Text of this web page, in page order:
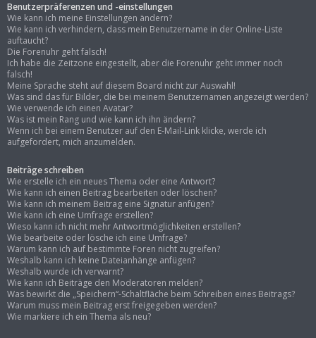
Benutzerpräferenzen und -einstellungen
Wie kann ich meine Einstellungen ändern?
Wie kann ich verhindern, dass mein Benutzername in der Online-Liste
auftaucht?
Die Forenuhr geht falsch!
Ich habe die Zeitzone eingestellt, aber die Forenuhr geht immer noch
falsch!
Meine Sprache steht auf diesem Board nicht zur Auswahl!
Was sind das für Bilder, die bei meinem Benutzernamen angezeigt werden?
Wie verwende ich einen Avatar?
Was ist mein Rang und wie kann ich ihn ändern?
Wenn ich bei einem Benutzer auf den E-Mail-Link klicke, werde ich
aufgefordert, mich anzumelden.
Beiträge schreiben
Wie erstelle ich ein neues Thema oder eine Antwort?
Wie kann ich einen Beitrag bearbeiten oder löschen?
Wie kann ich meinem Beitrag eine Signatur anfügen?
Wie kann ich eine Umfrage erstellen?
Wieso kann ich nicht mehr Antwortmöglichkeiten erstellen?
Wie bearbeite oder lösche ich eine Umfrage?
Warum kann ich auf bestimmte Foren nicht zugreifen?
Weshalb kann ich keine Dateianhänge anfügen?
Weshalb wurde ich verwarnt?
Wie kann ich Beiträge den Moderatoren melden?
Was bewirkt die „Speichern“-Schaltfläche beim Schreiben eines Beitrags?
Warum muss mein Beitrag erst freigegeben werden?
Wie markiere ich ein Thema als neu?